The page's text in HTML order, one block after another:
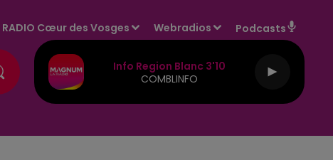
RADIO Cœur des Vosges Webradios Podcasts
Info Region Blanc 3'10
COMBLINFO